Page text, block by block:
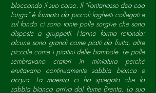
bloccando il suo corso. Il “Fontanasso dea coa
longa” è formato da piccoli laghetti collegati e
sul fondo ci sono tante polle sorgive che sono
disposte a gruppetti. Hanno forma rotonda:
alcune sono grandi come piatti da frutta, altre
piccole come i piattini delle bambole. Le polle
sembravano crateri in miniatura perché
eruttavano continuamente sabbia bianca e
acqua .La maestra ci ha spiegato che la
sabbia bianca arriva dal fiume Brenta. La sua